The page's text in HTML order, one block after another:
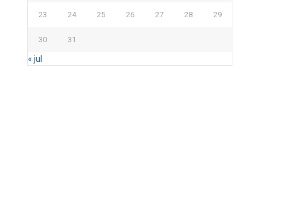
23 24 25 26 27 28 29
30 31
« jul